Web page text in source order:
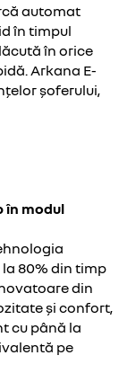
automat
în timpul
în orice
Arkana E-
șoferului,
în modul
80% din timp
din
și confort,
cu până la
pe